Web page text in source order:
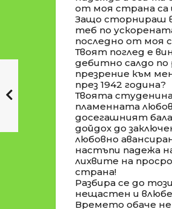
от моя страна са
Защо сторнираш
теб по
последно от моя
Твоят поглед е
дебитно салдо
презрение към
през 1942 година?
Твоята
пламенната
досегашният
дойдох до
любовно
настъпи падежа
лихвите на
страна!
Разбира се до
нещастен и
Времето обаче